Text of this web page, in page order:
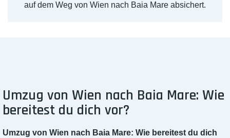
auf dem Weg von Wien nach Baia Mare absichert.
Umzug von Wien nach Baia Mare: Wie
bereitest du dich vor?
Umzug von Wien nach Baia Mare: Wie bereitest du dich